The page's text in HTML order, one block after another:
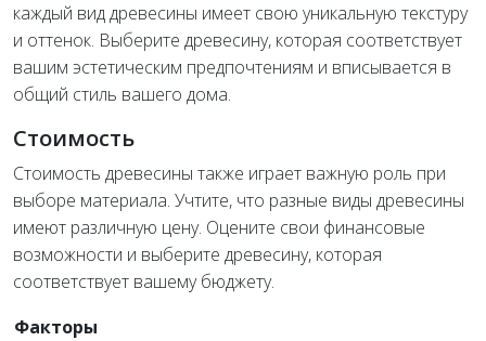
каждый вид древесины имеет свою уникальную текстуру
и оттенок. Выберите древесину, которая соответствует
вашим эстетическим предпочтениям и вписывается в
общий стиль вашего дома.
Стоимость
Стоимость древесины также играет важную роль при
выборе материала. Учтите, что разные виды древесины
имеют различную цену. Оцените свои финансовые
возможности и выберите древесину, которая
соответствует вашему бюджету.
Факторы